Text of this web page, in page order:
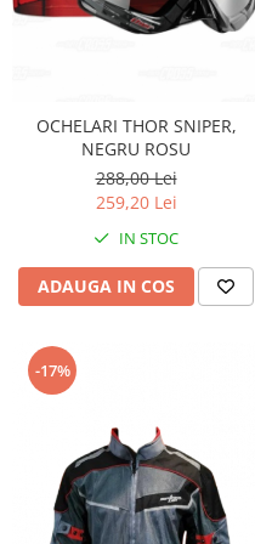
Bobina inductie
CALCULATOR SERVO
Carcasa bord
Contacte
Relee
Rotor
Sigurante
Statoare
Termostate
Coate
Genunchiere
Slidere
Touring
Vesta
OCHELARI THOR SNIPER,
NEGRU ROSU
288,00 Lei
259,20 Lei
IN STOC
ADAUGA IN COS
-17%